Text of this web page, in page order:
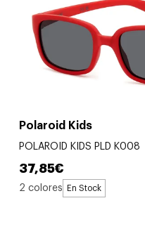
Polaroid Kids
POLAROID KIDS PLD K008
37,85€
2 colores En Stock